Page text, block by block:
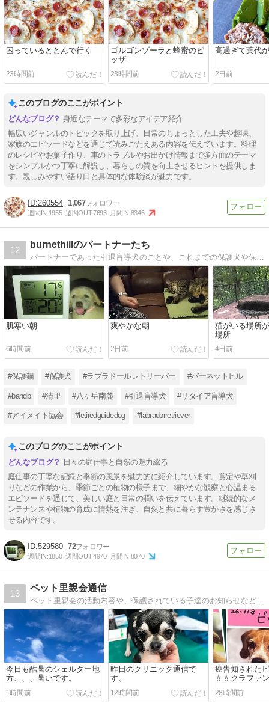
困っているととんで行く
23時間前
ゴルゴンゾーラと蜂蜜のピ
ッザ
23時間前
高過ぎて薬代
2日前
このブログのここがポイント
身近なテーマで多彩なアイデア紹介
幅広いジャンルのトピックを取り上げ、日常のちょっとした工夫や趣味、
家族のエピソードなどを通じて読みごたえある内容を伝えています。料理
のレシピやお菓子作り、車のトラブルやお出かけ情報まで多方面のテーマ
をシンプルかつ丁寧に解説し、暮らしの質を向上させるヒントを提供しま
す。親しみやすい語り口と具体的な体験談が魅力です。
260554 1,067
週間IN:1955 週間OUT:7693 月間IN:8346
12
burnethillのパートナーたち
パートナーであった引退盲導犬のことや、これまでの保護犬や保護猫達の想い出、ゲストWANのこと。経営している宿B＆Bのことや、八ヶ岳南麓の自然のこと、車のこと等々。
肌寒い朝
6時間前
爽やかな朝
2日前
猫がいる場所
場所
4日前
#保護猫 #保護犬 #ラブラドールレトリーバー #バーネットヒル
#bandb #清里 #八ヶ岳南麓 #引退盲導犬 #リタイア盲導犬
#アイメイト協会 #letiredguidedog #labradorretriever
このブログのここがポイント
日々の庭仕事と自然の魅力綴る
庭仕事の丁寧な記録と季節の風景を魅力的に紹介しています。剪定や草刈
りなどの作業から、季節ごとの植物の様子まで、細やかな観察と心温まる
エピソードを通じて、美しい庭と日常の潤いを伝えています。継続的なメ
ンテナンスや植物の育成に情熱を注ぎ、自然と共に暮らす豊かさを感じさ
せる内容です。
529580 72
週間IN:1850 週間OUT:4970 月間IN:8070
13
ペット里親会通信
ペット里親会の活動内容や、保護されている子達のお知らせなどを里親会代表の上杉が掲載しています。
今日も酷暑のシェルター地
方、、、暑いです。
1時間前
昨日のクリニック通信で
す、
12時間前
癌告知された
💧💧クラファ
よろしくお願
28時間前